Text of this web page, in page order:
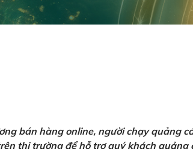
bán hàng online, người chạy quảng
thị trường để hỗ trợ quý khách quảng